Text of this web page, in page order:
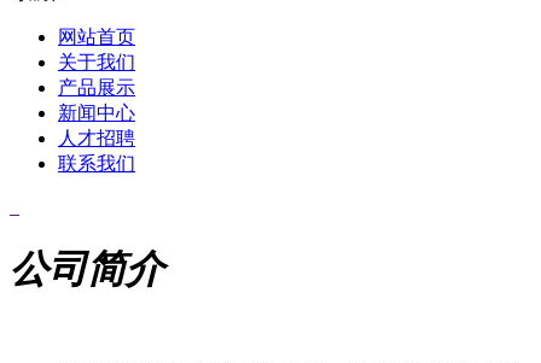
网站首页
关于我们
产品展示
新闻中心
人才招聘
联系我们
公司简介